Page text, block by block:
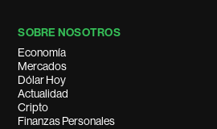
SOBRE NOSOTROS
Economía
Mercados
Dólar Hoy
Actualidad
Cripto
Finanzas Personales